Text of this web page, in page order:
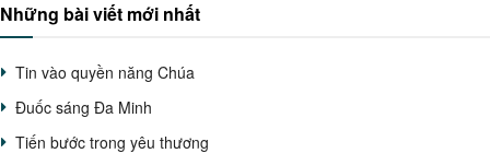
Những bài viết mới nhất
Tin vào quyền năng Chúa
Đuốc sáng Đa Minh
Tiến bước trong yêu thương